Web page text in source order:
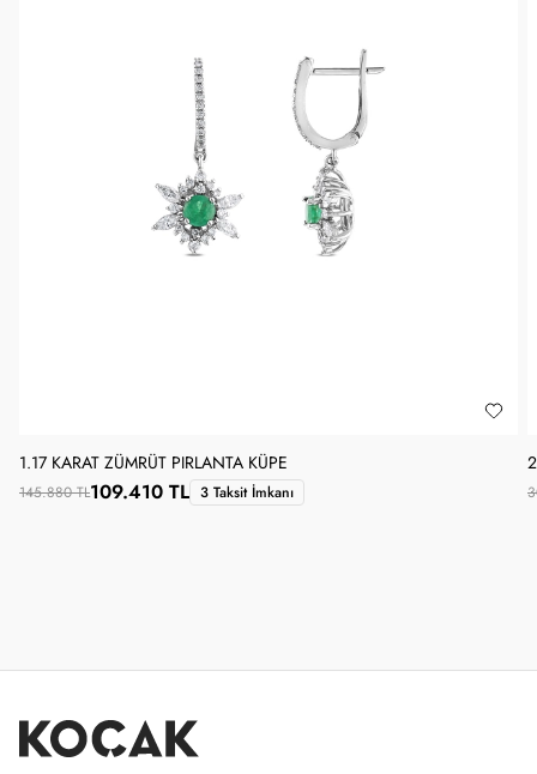
1.17 KARAT ZÜMRÜT PIRLANTA KÜPE
145.880 TL109.410 TL 3 Taksit İmkanı